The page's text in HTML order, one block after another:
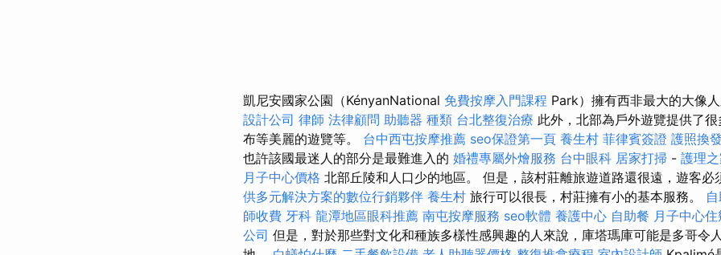
凱尼安國家公園（KényanNational 免費按摩入門課程 Park）擁有西非最大的大像人
設計公司 律師 法律顧問 助聽器 種類 台北整復治療 此外，北部為戶外遊覽提供了
布等美麗的遊覽等。 台中西屯按摩推薦 seo保證第一頁 養生村 菲律賓簽證 護照換發
也許該國最迷人的部分是最難進入的 婚禮專屬外燴服務 台中眼科 居家打掃 - 護理
月子中心價格 北部丘陵和人口少的地區。 但是，該村莊離旅遊道路還很遠，遊客必
供多元解決方案的數位行銷夥伴 養生村 旅行可以很長，村莊擁有小的基本服務。
師收費 牙科 龍潭地區眼科推薦 南屯按摩服務 seo軟體 養護中心 自助餐 月子中心住
公司 但是，對於那些對文化和種族多樣性感興趣的人來說，庫塔瑪庫可能是多哥令